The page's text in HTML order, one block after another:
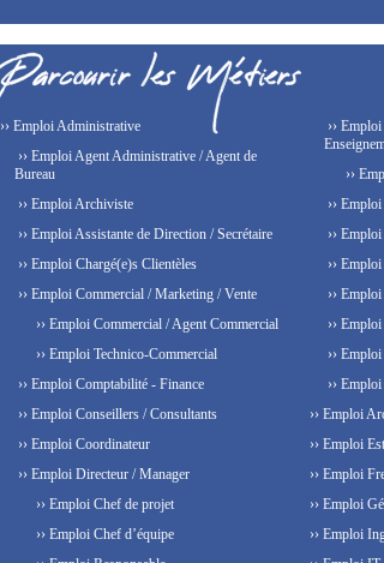
›› Emploi Administrative
›› Emploi Agent Administrative / Agent de
Bureau
›› Emploi Archiviste
›› Emploi Assistante de Direction / Secrétaire
›› Emploi Chargé(e)s Clientèles
›› Emploi Commercial / Marketing / Vente
›› Emploi Commercial / Agent Commercial
›› Emploi Technico-Commercial
›› Emploi Comptabilité - Finance
›› Emploi Conseillers / Consultants
›› Emploi Coordinateur
›› Emploi Directeur / Manager
›› Emploi Chef de projet
›› Emploi Chef d’équipe
››
››
››
››
››
››
››
››
››
›› Emploi
›› Emploi
›› Emploi
›› Emploi
›› Emploi